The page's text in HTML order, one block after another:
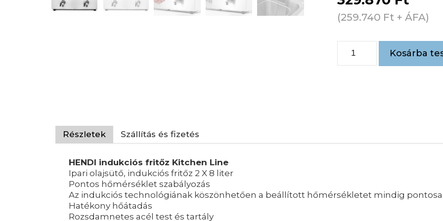
(259.740 Ft + ÁFA)
Kosárba
Részletek Szállítás és fizetés
HENDI indukciós fritőz Kitchen Line
Ipari olajsütő, indukciós fritőz 2 X 8 liter
Pontos hőmérséklet szabályozás
Az indukciós technológiának köszönhetően a beállított hőmérsékletet mindig
Hatékony hőátadás
Rozsdamnetes acél test és tartály